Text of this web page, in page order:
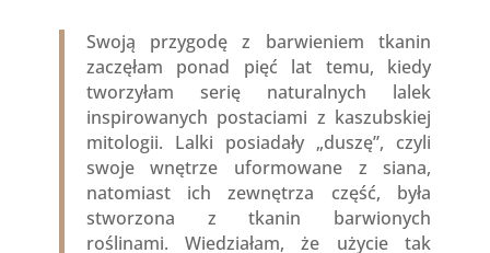
Swoją przygodę z barwieniem tkanin
zaczęłam ponad pięć lat temu, kiedy
tworzyłam serię naturalnych lalek
inspirowanych postaciami z kaszubskiej
mitologii. Lalki posiadały „duszę”, czyli
swoje wnętrze uformowane z siana,
natomiast ich zewnętrza część, była
stworzona z tkanin barwionych
roślinami. Wiedziałam, że użycie tak